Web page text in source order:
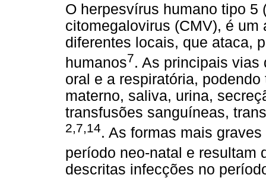
O herpesvírus humano tipo 5
citomegalovirus (CMV), é
diferentes locais, que ataca,
humanos7. As principais vias
oral e a respiratória,
materno, saliva, urina,
transfusões sanguíneas,
2,7,14. As formas mais
período neo-natal e resultam
descritas infecções no